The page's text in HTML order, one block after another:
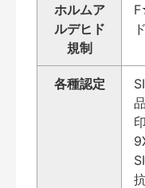
ホルムア
ルデヒド
規制
各種認定